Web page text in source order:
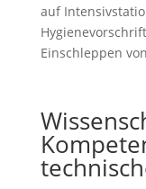
auf
Einschleppen